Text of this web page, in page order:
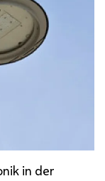
in der